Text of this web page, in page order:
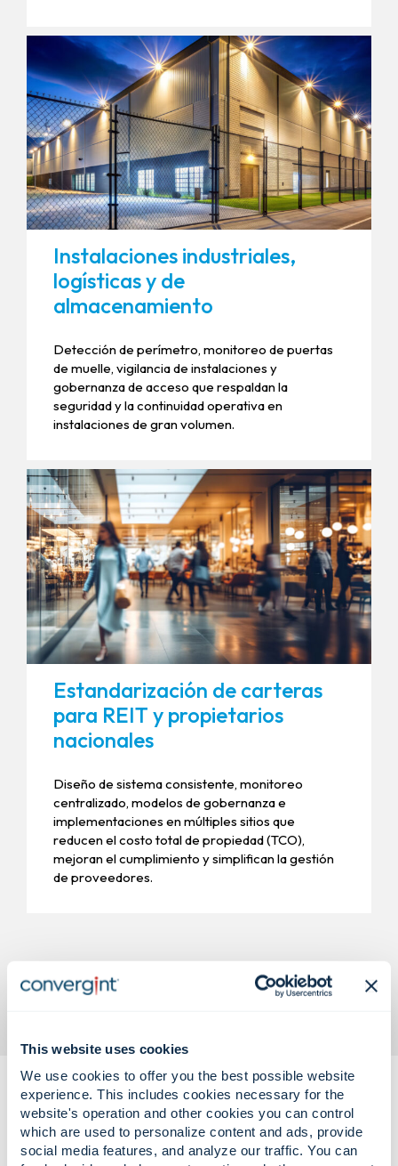
This website uses cookies
We use cookies to offer you the best possible website
experience. This includes cookies necessary for the
website's operation and other cookies you can control
which are used to personalize content and ads, provide
social media features, and analyze our traffic. You can
Instalaciones industriales,
logísticas y de
almacenamiento
Detección de perímetro, monitoreo de puertas
de muelle, vigilancia de instalaciones y
gobernanza de acceso que respaldan la
seguridad y la continuidad operativa en
instalaciones de gran volumen.
Estandarización de carteras
para REIT y propietarios
nacionales
Diseño de sistema consistente, monitoreo
centralizado, modelos de gobernanza e
implementaciones en múltiples sitios que
reducen el costo total de propiedad (TCO),
mejoran el cumplimiento y simplifican la gestión
de proveedores.